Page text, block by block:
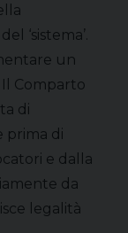
‘sistema’.
un
Comparto
di
prima di
e dalla
da
legalità